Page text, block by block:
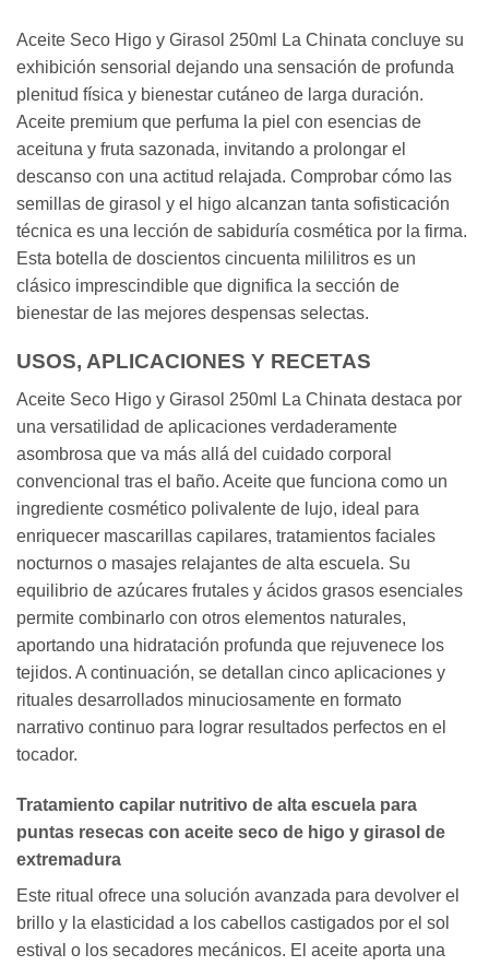
Aceite Seco Higo y Girasol 250ml La Chinata concluye su
exhibición sensorial dejando una sensación de profunda
plenitud física y bienestar cutáneo de larga duración.
Aceite premium que perfuma la piel con esencias de
aceituna y fruta sazonada, invitando a prolongar el
descanso con una actitud relajada. Comprobar cómo las
semillas de girasol y el higo alcanzan tanta sofisticación
técnica es una lección de sabiduría cosmética por la firma.
Esta botella de doscientos cincuenta mililitros es un
clásico imprescindible que dignifica la sección de
bienestar de las mejores despensas selectas.
USOS, APLICACIONES Y RECETAS
Aceite Seco Higo y Girasol 250ml La Chinata destaca por
una versatilidad de aplicaciones verdaderamente
asombrosa que va más allá del cuidado corporal
convencional tras el baño. Aceite que funciona como un
ingrediente cosmético polivalente de lujo, ideal para
enriquecer mascarillas capilares, tratamientos faciales
nocturnos o masajes relajantes de alta escuela. Su
equilibrio de azúcares frutales y ácidos grasos esenciales
permite combinarlo con otros elementos naturales,
aportando una hidratación profunda que rejuvenece los
tejidos. A continuación, se detallan cinco aplicaciones y
rituales desarrollados minuciosamente en formato
narrativo continuo para lograr resultados perfectos en el
tocador.
Tratamiento capilar nutritivo de alta escuela para
puntas resecas con aceite seco de higo y girasol de
extremadura
Este ritual ofrece una solución avanzada para devolver el
brillo y la elasticidad a los cabellos castigados por el sol
estival o los secadores mecánicos. El aceite aporta una